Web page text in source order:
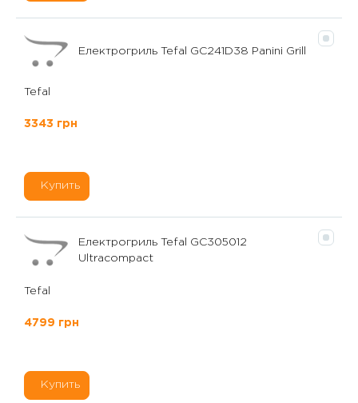
Електрогриль Tefal GC241D38 Panini Grill
Tefal
3343 грн
Купить
Електрогриль Tefal GC305012
Ultracompact
Tefal
4799 грн
Купить